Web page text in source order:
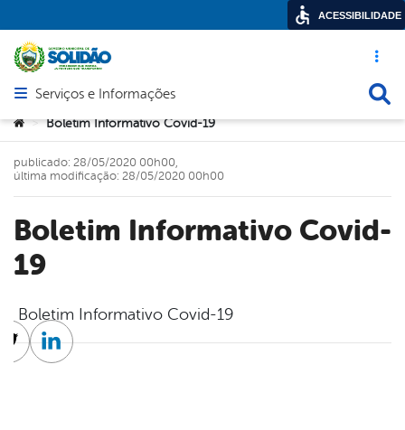
Acesso
Abrir menu principal de navegação
Serviços e Informações
Você está aqui:
> Boletim Informativo Covid-19
Boletim Informativo Covid-
19
publicado: 28/05/2020 00h00,
última modificação: 28/05/2020 00h00
Boletim Informativo Covid-19
TwitterLinkedin
ACESSIBILIDADE